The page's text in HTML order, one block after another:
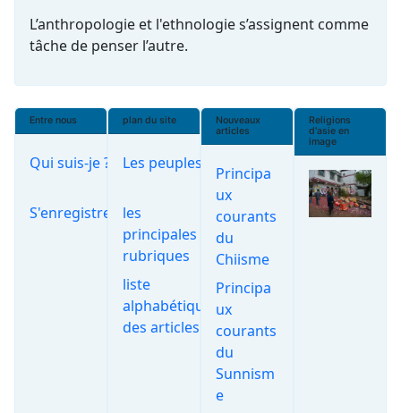
L’anthropologie et l'ethnologie s’assignent comme
tâche de penser l’autre.
Entre nous
Qui suis-je ?
S'enregistrer
plan du site
Les peuples
les
principales
rubriques
liste
alphabétique
des articles
Nouveaux
articles
Principa
ux
courants
du
Chiisme
Principa
ux
courants
du
Sunnism
e
Religions
d'asie en
image